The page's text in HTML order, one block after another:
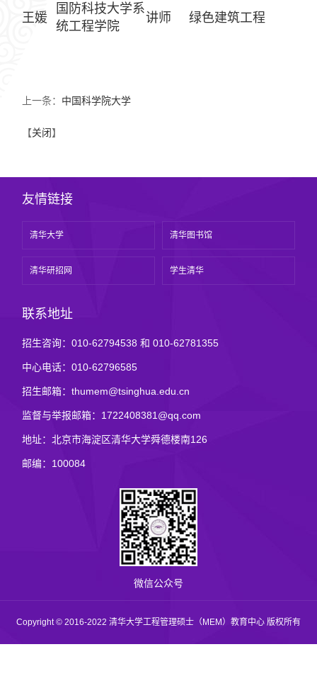
王媛
国防科技大学系
统工程学院
讲师 绿色建筑工程
上一条： 中国科学院大学
【关闭】
友情链接
清华大学 清华图书馆
清华研招网 学生清华
联系地址
招生咨询：010-62794538 和 010-62781355
中心电话：010-62796585
招生邮箱：thumem@tsinghua.edu.cn
监督与举报邮箱：1722408381@qq.com
地址：北京市海淀区清华大学舜德楼南126
邮编：100084
微信公众号
Copyright © 2016-2022 清华大学工程管理硕士（MEM）教育中心 版权所有